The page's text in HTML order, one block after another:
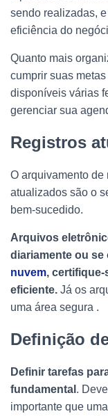
sendo realizadas,
eficiência do
Quanto mais
cumprir suas
disponíveis várias
gerenciar sua
Registros
O arquivamento de
atualizados são o
bem-sucedido.
Arquivos
diariamente ou se
nuvem, certifique-
eficiente. Já os
uma área segura .
Definição
Definir tarefas
fundamental .
importante que